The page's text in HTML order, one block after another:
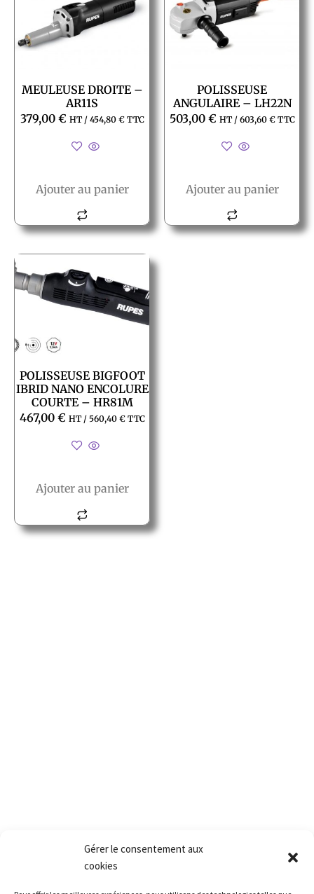
Gérer le consentement aux
cookies
MEULEUSE DROITE –
AR11S
379,00 € HT / 454,80 €TTC
Ajouter au panier
POLISSEUSE
ANGULAIRE – LH22N
503,00 € HT / 603,60 €TTC
Ajouter au panier
POLISSEUSE BIGFOOT
IBRID NANO ENCOLURE
COURTE – HR81M
467,00 € HT / 560,40 €TTC
Ajouter au panier
Frais de transport
Accès rapide